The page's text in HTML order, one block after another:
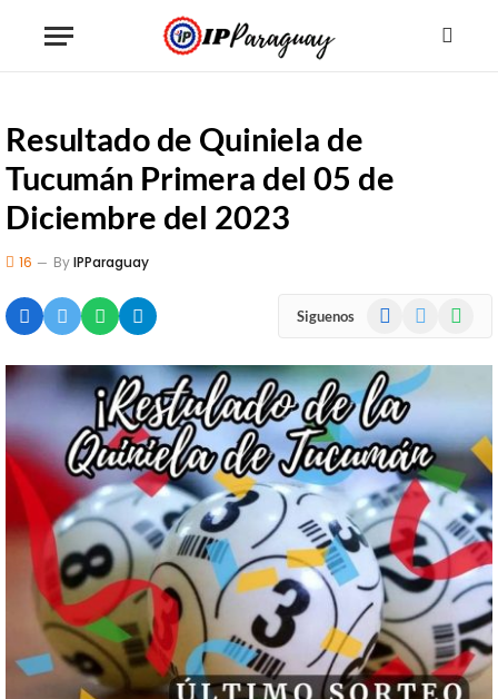
Resultado de Quiniela de
Tucumán Primera del 05 de
Diciembre del 2023
16 ByIPParaguay
Siguenos Facebook